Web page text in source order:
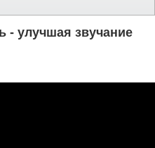
- улучшая звучание